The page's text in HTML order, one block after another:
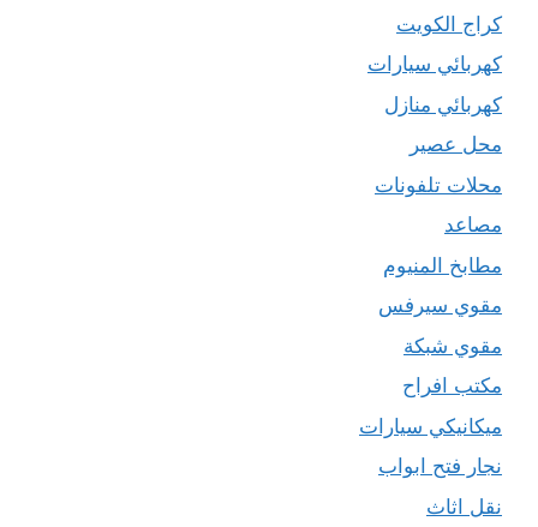
كراج الكويت
كهربائي سيارات
كهربائي منازل
محل عصير
محلات تلفونات
مصاعد
مطابخ المنيوم
مقوي سيرفس
مقوي شبكة
مكتب افراح
ميكانيكي سيارات
نجار فتح ابواب
نقل اثاث